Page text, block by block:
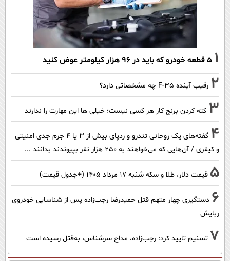
1 ۵ قطعه خودرو که باید در ۹۶ هزار کیلومتر عوض کنید
2 رقیب آینده F-35 چه مشخصاتی دارد؟
3 کته کردن برنج کار هر کسی نیست؛ خیلی ها این مهارت را ندارند
4
گفته‌های یک روحانی تندرو و ردپای بیش از ۳ یا ۴ جرم جدی امنیتی
و کیفری / آن‌هایی که می‌خواهند به ۲۵۰ هزار نفر بپیوندند بدانند ...
5 قیمت دلار، طلا و سکه شنبه ۱۷ مرداد ۱۴۰۵ (+جدول قیمت)
6 دستگیری چهار متهم قتل حمیدرضا رجب‌زاده پس از شناسایی خودروی
ربایش
7 تسنیم تایید کرد: رجب‌زاده، مداح سرشناس، به‌قتل رسیده است